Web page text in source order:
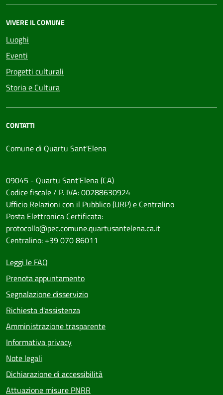
VIVERE IL COMUNE
Luoghi
Eventi
Progetti culturali
Storia e Cultura
CONTATTI
Comune di Quartu Sant'Elena
09045 - Quartu Sant'Elena (CA)
Codice fiscale / P. IVA: 00288630924
Ufficio Relazioni con il Pubblico (URP) e Centralino
Posta Elettronica Certificata:
protocollo@pec.comune.quartusantelena.ca.it
Centralino: +39 070 86011
Leggi le FAQ
Prenota appuntamento
Segnalazione disservizio
Richiesta d'assistenza
Amministrazione trasparente
Informativa privacy
Note legali
Dichiarazione di accessibilità
Attuazione misure PNRR